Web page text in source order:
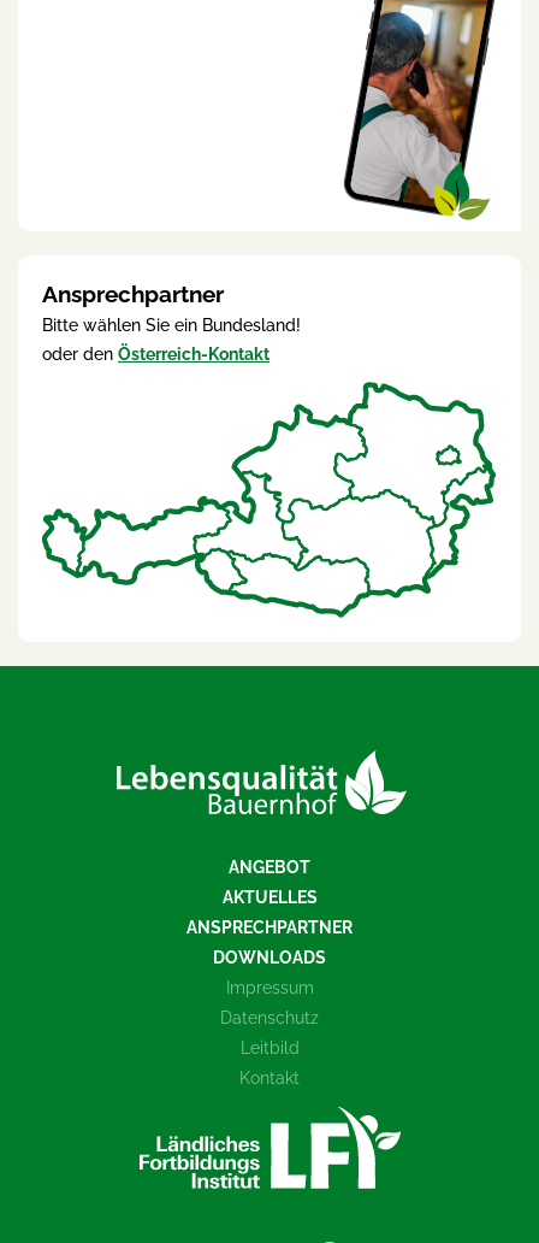
Ansprechpartner
Bitte wählen Sie ein Bundesland!
oder den Österreich-Kontakt
ANGEBOT
AKTUELLES
ANSPRECHPARTNER
DOWNLOADS
Impressum
Datenschutz
Leitbild
Kontakt